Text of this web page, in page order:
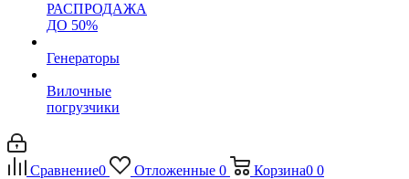
РАСПРОДАЖА
ДО 50%
Генераторы
Вилочные
погрузчики
Сравнение0 Отложенные 0 Корзина0 0